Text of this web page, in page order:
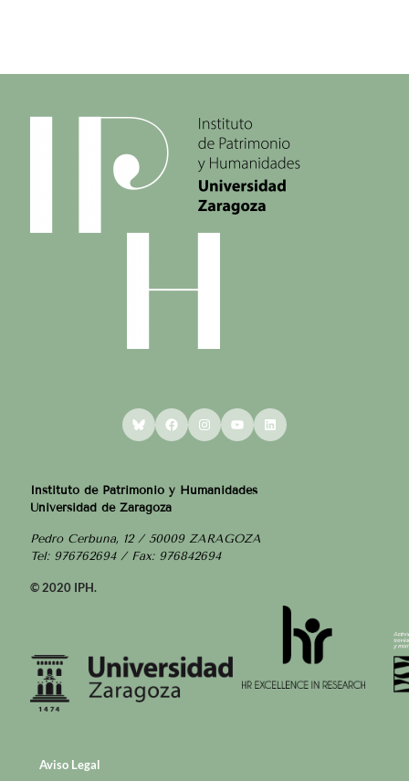
BlueskyFacebookInstagram
YouTubeLinkedIn
Instituto de Patrimonio y Humanidades
Universidad de Zaragoza
Pedro Cerbuna, 12 / 50009 ZARAGOZA
Tel: 976762694 / Fax: 976842694
© 2020 IPH.
Aviso Legal